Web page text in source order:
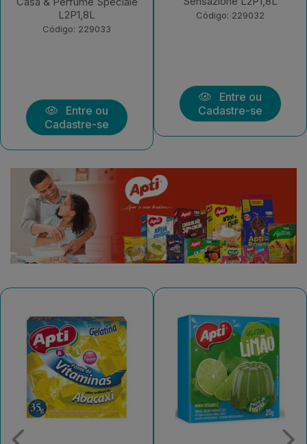
Código: 229032
Entre ou
Cadastre-se
Código: 229031
Entre ou
Cadastre-se